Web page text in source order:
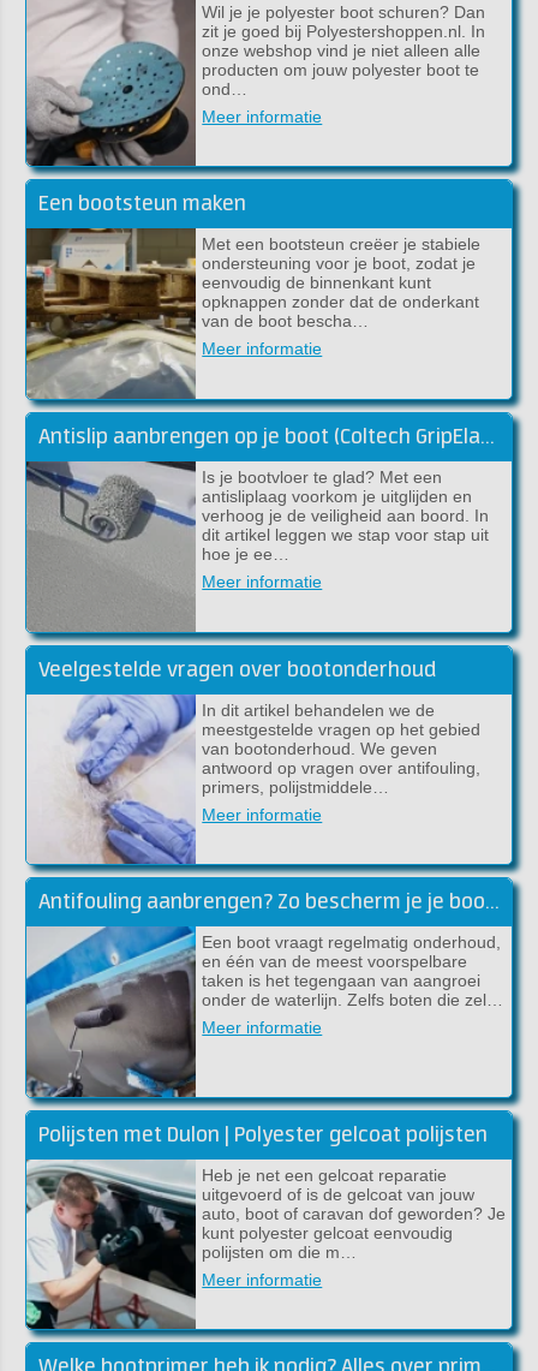
Wil je je polyester boot schuren? Dan
zit je goed bij Polyestershoppen.nl. In
onze webshop vind je niet alleen alle
producten om jouw polyester boot te
ond…
Meer informatie
Een bootsteun maken
Met een bootsteun creëer je stabiele
ondersteuning voor je boot, zodat je
eenvoudig de binnenkant kunt
opknappen zonder dat de onderkant
van de boot bescha…
Meer informatie
Antislip aanbrengen op je boot (Coltech GripElast)
Is je bootvloer te glad? Met een
antisliplaag voorkom je uitglijden en
verhoog je de veiligheid aan boord. In
dit artikel leggen we stap voor stap uit
hoe je ee…
Meer informatie
Veelgestelde vragen over bootonderhoud
In dit artikel behandelen we de
meestgestelde vragen op het gebied
van bootonderhoud. We geven
antwoord op vragen over antifouling,
primers, polijstmiddele…
Meer informatie
Antifouling aanbrengen? Zo bescherm je je boot tegen aangroei
Een boot vraagt regelmatig onderhoud,
en één van de meest voorspelbare
taken is het tegengaan van aangroei
onder de waterlijn. Zelfs boten die zel…
Meer informatie
Polijsten met Dulon | Polyester gelcoat polijsten
Heb je net een gelcoat reparatie
uitgevoerd of is de gelcoat van jouw
auto, boot of caravan dof geworden? Je
kunt polyester gelcoat eenvoudig
polijsten om die m…
Meer informatie